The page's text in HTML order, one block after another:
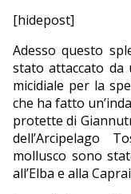
[hidepost]
Adesso questo
stato attaccato da
micidiale per la
che ha fatto
protette di
dell’Arcipelago
mollusco sono
all’Elba e alla